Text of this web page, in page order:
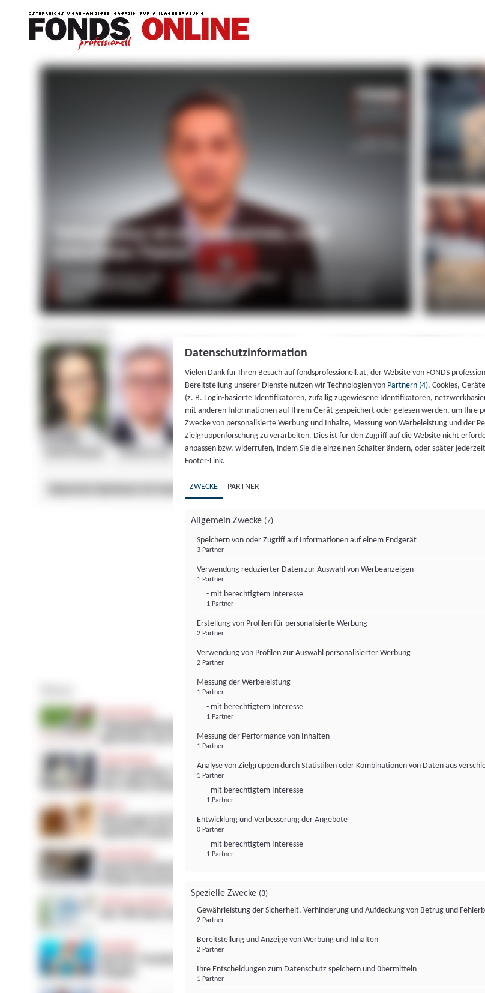
Datenschutzinformation
Vielen Dank für Ihren Besuch auf fondsprofessionell.at, der Website von FONDS
Bereitstellung unserer Dienste nutzen wir Technologien von Partnern (4). Cookies,
(z. B. Login-basierte Identifikatoren, zufällig zugewiesene Identifikatoren,
mit anderen Informationen auf Ihrem Gerät gespeichert oder gelesen werden, um Ihre
Zwecke von personalisierte Werbung und Inhalte, Messung von Werbeleistung und der
Zielgruppenforschung zu verarbeiten. Dies ist für den Zugriff auf die Website nicht
anpassen bzw. widerrufen, indem Sie die einzelnen Schalter ändern, oder später
Footer-Link.
ZWECKE PARTNER
Allgemein Zwecke (7)
Speichern von oder Zugriff auf Informationen auf einem Endgerät
3 Partner
Verwendung reduzierter Daten zur Auswahl von Werbeanzeigen
1 Partner
- mit berechtigtem Interesse
1 Partner
Erstellung von Profilen für personalisierte Werbung
2 Partner
Verwendung von Profilen zur Auswahl personalisierter Werbung
2 Partner
Messung der Werbeleistung
1 Partner
- mit berechtigtem Interesse
1 Partner
Messung der Performance von Inhalten
1 Partner
Analyse von Zielgruppen durch Statistiken oder Kombinationen von Daten aus
1 Partner
- mit berechtigtem Interesse
1 Partner
Entwicklung und Verbesserung der Angebote
0 Partner
- mit berechtigtem Interesse
1 Partner
Spezielle Zwecke (3)
Gewährleistung der Sicherheit, Verhinderung und Aufdeckung von Betrug und
2 Partner
Bereitstellung und Anzeige von Werbung und Inhalten
2 Partner
Ihre Entscheidungen zum Datenschutz speichern und übermitteln
1 Partner